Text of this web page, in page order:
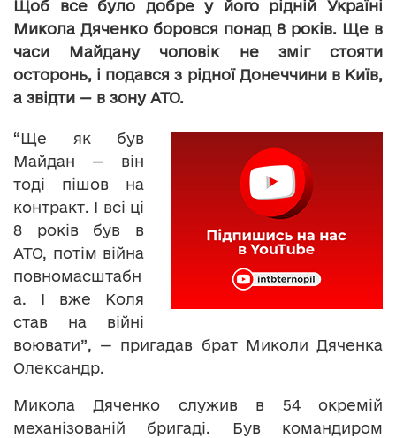
Щоб все було добре у його рідній Україні
Микола Дяченко боровся понад 8 років. Ще в
часи Майдану чоловік не зміг стояти
осторонь, і подався з рідної Донеччини в Київ,
а звідти — в зону АТО.
“Ще як був
Майдан — він
тоді пішов на
контракт. І всі ці
8 років був в
АТО, потім війна
повномасштабн
а. І вже Коля
став на війні
воювати”, — пригадав брат Миколи Дяченка
Олександр.
Микола Дяченко служив в 54 окремій
механізованій бригаді. Був командиром